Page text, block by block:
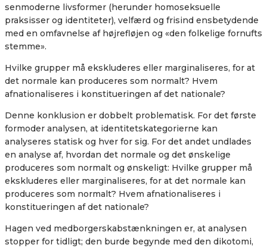
senmoderne livsformer (herunder homoseksuelle
praksisser og identiteter), velfærd og frisind ensbetydende
med en omfavnelse af højrefløjen og «den folkelige fornufts
stemme».
Hvilke grupper må ekskluderes eller marginaliseres, for at
det normale kan produceres som normalt? Hvem
afnationaliseres i konstitueringen af det nationale?
Denne konklusion er dobbelt problematisk. For det første
formoder analysen, at identitetskategorierne kan
analyseres statisk og hver for sig. For det andet undlades
en analyse af, hvordan det normale og det ønskelige
produceres som normalt og ønskeligt: Hvilke grupper må
ekskluderes eller marginaliseres, for at det normale kan
produceres som normalt? Hvem afnationaliseres i
konstitueringen af det nationale?
Hagen ved medborgerskabstænkningen er, at analysen
stopper for tidligt; den burde begynde med den dikotomi,